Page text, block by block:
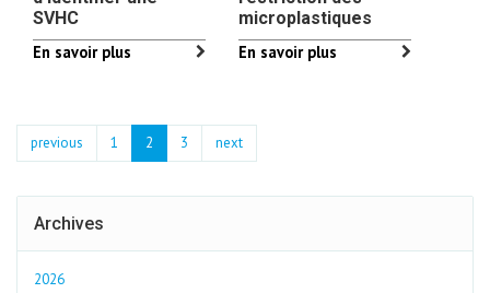
SVHC
En savoir plus
microplastiques
En savoir plus
previous 1 2 3 next
Archives
2026